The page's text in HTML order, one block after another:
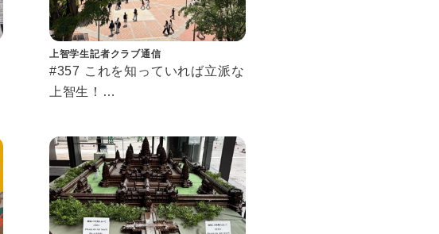
上智学生記者クラブ通信
#357 これを知っていれば立派な
上智生！